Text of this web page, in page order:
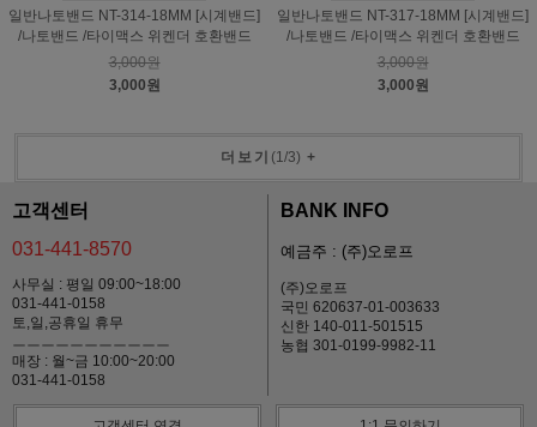
일반나토밴드 NT-314-18MM [시계밴드]
/나토밴드 /타이맥스 위켄더 호환밴드
3,000원
3,000원
일반나토밴드 NT-317-18MM [시계밴드]
/나토밴드 /타이맥스 위켄더 호환밴드
3,000원
3,000원
더보기 (1/3) +
고객센터
031-441-8570
사무실 : 평일 09:00~18:00
031-441-0158
토,일,공휴일 휴무
ㅡㅡㅡㅡㅡㅡㅡㅡㅡㅡㅡ
매장 : 월~금 10:00~20:00
031-441-0158
BANK INFO
예금주 : (주)오로프
(주)오로프
국민 620637-01-003633
신한 140-011-501515
농협 301-0199-9982-11